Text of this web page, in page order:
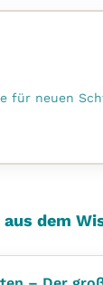
für neuen
dem